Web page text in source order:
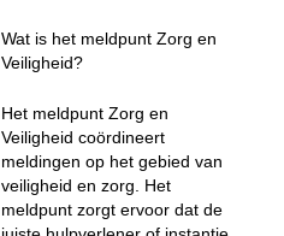
Wat is het meldpunt Zorg en
Veiligheid?
Het meldpunt Zorg en
Veiligheid coördineert
meldingen op het gebied van
veiligheid en zorg. Het
meldpunt zorgt ervoor dat de